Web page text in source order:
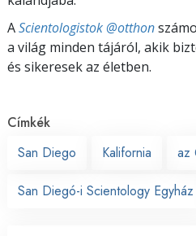
AScientologistok @otthon
a világ minden tájáról, akik
és sikeresek az életben.
Címkék
San Diego
Kalifornia az
San Diegó-i Scientology Egyház